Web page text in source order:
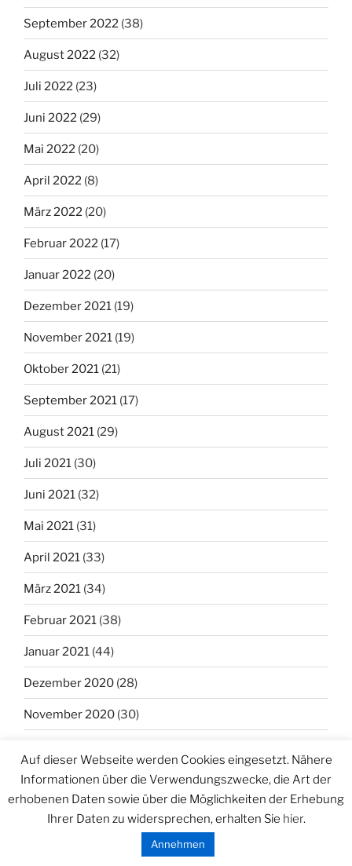
September 2022 (38)
August 2022 (32)
Juli 2022 (23)
Juni 2022 (29)
Mai 2022 (20)
April 2022 (8)
März 2022 (20)
Februar 2022 (17)
Januar 2022 (20)
Dezember 2021 (19)
November 2021 (19)
Oktober 2021 (21)
September 2021 (17)
August 2021 (29)
Juli 2021 (30)
Juni 2021 (32)
Mai 2021 (31)
April 2021 (33)
März 2021 (34)
Februar 2021 (38)
Januar 2021 (44)
Dezember 2020 (28)
November 2020 (30)
September 2020(21)
August 2020 (27)
Auf dieser Webseite werden Cookies eingesetzt. Nähere
Informationen über die Verwendungszwecke, die Art der
erhobenen Daten sowie über die Möglichkeiten der Erhebung
Ihrer Daten zu widersprechen, erhalten Sie hier.
Annehmen